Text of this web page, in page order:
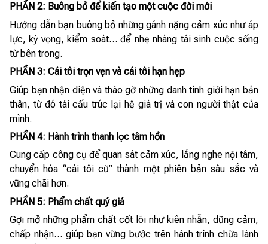
PHẦN 2: Buông bỏ để kiến tạo một cuộc đời mới
Hướng dẫn bạn buông bỏ những gánh nặng cảm xúc như áp
lực, kỳ vọng, kiểm soát… để nhẹ nhàng tái sinh cuộc sống
từ bên trong.
PHẦN 3: Cái tôi trọn vẹn và cái tôi hạn hẹp
Giúp bạn nhận diện và tháo gỡ những danh tính giới hạn bản
thân, từ đó tái cấu trúc lại hệ giá trị và con người thật của
mình.
PHẦN 4: Hành trình thanh lọc tâm hồn
Cung cấp công cụ để quan sát cảm xúc, lắng nghe nội tâm,
chuyển hóa “cái tôi cũ” thành một phiên bản sâu sắc và
vững chãi hơn.
PHẦN 5: Phẩm chất quý giá
Gợi mở những phẩm chất cốt lõi như kiên nhẫn, dũng cảm,
chấp nhận… giúp bạn vững bước trên hành trình chữa lành